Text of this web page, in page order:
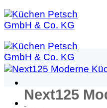
Zum
Inhalt
springen
Next125